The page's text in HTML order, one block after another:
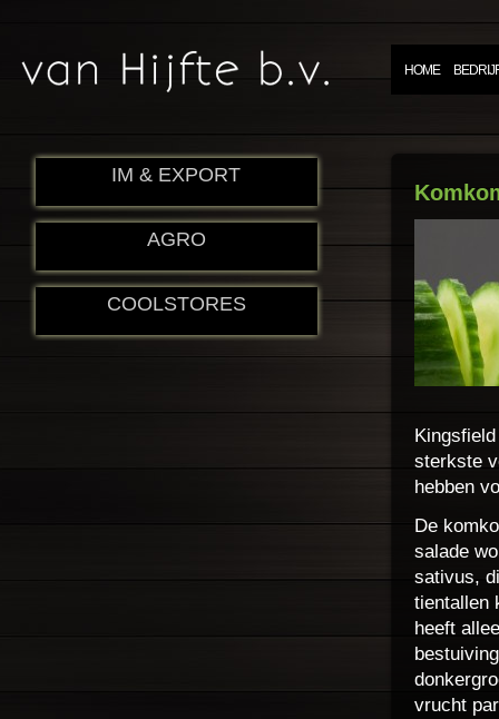
HOME
sterkste
hebben
De
salade
sativus,
tientallen
heeft
vrucht
IM & EXPORT
AGRO
COOLSTORES